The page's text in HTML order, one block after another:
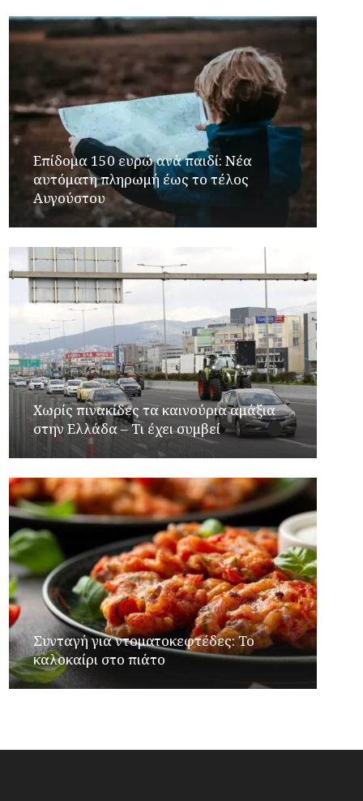
Επίδομα 150 ευρώ ανά παιδί: Νέα
αυτόματη πληρωμή έως το τέλος
Αυγούστου
Χωρίς πινακίδες τα καινούρια αμάξια
στην Ελλάδα – Τι έχει συμβεί
Συνταγή για ντοματοκεφτέδες: Το
καλοκαίρι στο πιάτο